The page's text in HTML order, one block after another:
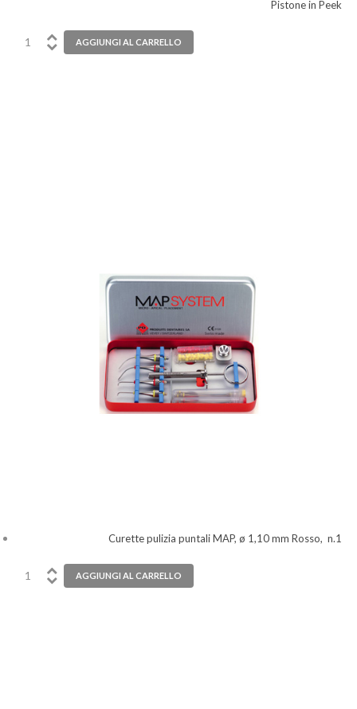
Pistone in Peek
Curette pulizia puntali MAP, ø 1,10 mm Rosso, n.1